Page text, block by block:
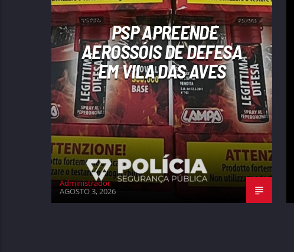
PSP APREENDE
AEROSSÓIS DE DEFESA
EM VILA DAS AVES
Administrador
AGOSTO 3, 2026